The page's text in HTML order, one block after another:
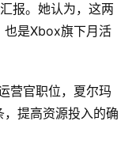
报。她认为，这两
也是Xbox旗下月活
营官职位，夏尔玛
提高资源投入的确